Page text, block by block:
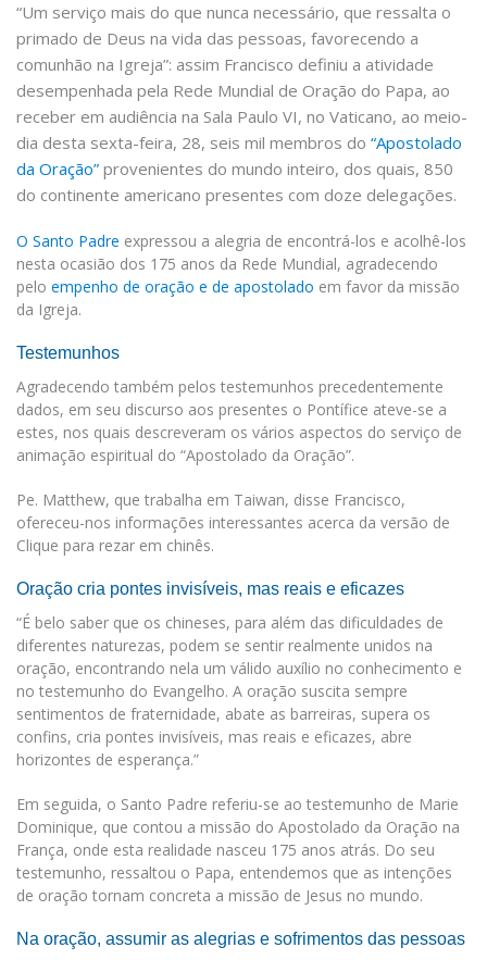
“Um serviço mais do que nunca necessário, que ressalta o
primado de Deus na vida das pessoas, favorecendo a
comunhão na Igreja”: assim Francisco definiu a atividade
desempenhada pela Rede Mundial de Oração do Papa, ao
receber em audiência na Sala Paulo VI, no Vaticano, ao meio-
dia desta sexta-feira, 28, seis mil membros do “Apostolado
da Oração” provenientes do mundo inteiro, dos quais, 850
do continente americano presentes com doze delegações.
O Santo Padre expressou a alegria de encontrá-los e acolhê-los
nesta ocasião dos 175 anos da Rede Mundial, agradecendo
pelo empenho de oração e de apostolado em favor da missão
da Igreja.
Testemunhos
Agradecendo também pelos testemunhos precedentemente
dados, em seu discurso aos presentes o Pontífice ateve-se a
estes, nos quais descreveram os vários aspectos do serviço de
animação espiritual do “Apostolado da Oração”.
Pe. Matthew, que trabalha em Taiwan, disse Francisco,
ofereceu-nos informações interessantes acerca da versão de
Clique para rezar em chinês.
Oração cria pontes invisíveis, mas reais e eficazes
“É belo saber que os chineses, para além das dificuldades de
diferentes naturezas, podem se sentir realmente unidos na
oração, encontrando nela um válido auxílio no conhecimento e
no testemunho do Evangelho. A oração suscita sempre
sentimentos de fraternidade, abate as barreiras, supera os
confins, cria pontes invisíveis, mas reais e eficazes, abre
horizontes de esperança.”
Em seguida, o Santo Padre referiu-se ao testemunho de Marie
Dominique, que contou a missão do Apostolado da Oração na
França, onde esta realidade nasceu 175 anos atrás. Do seu
testemunho, ressaltou o Papa, entendemos que as intenções
de oração tornam concreta a missão de Jesus no mundo.
Na oração, assumir as alegrias e sofrimentos das pessoas